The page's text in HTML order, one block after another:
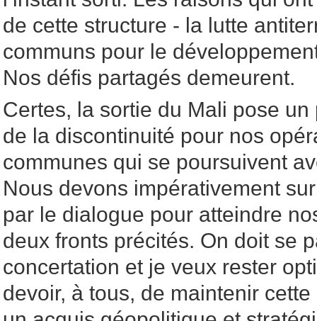
de cette structure - la lutte
communs pour le
Nos défis partagés demeurent.
Certes, la sortie du Mali pose
de la discontinuité pour nos
communes qui se poursuivent
Nous devons impérativement
par le dialogue pour atteindre
deux fronts précités. On doit se
concertation et je veux rester
devoir, à tous, de maintenir